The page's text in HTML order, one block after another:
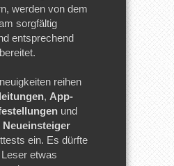
werden von dem
sorgfältig
entsprechend
reihen
, App-
und
ein. Es dürfte
etwas